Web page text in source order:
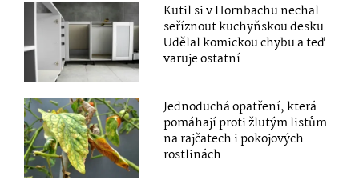
Kutil si v Hornbachu nechal
seříznout kuchyňskou desku.
Udělal komickou chybu a teď
varuje ostatní
Jednoduchá opatření, která
pomáhají proti žlutým listům
na rajčatech i pokojových
rostlinách